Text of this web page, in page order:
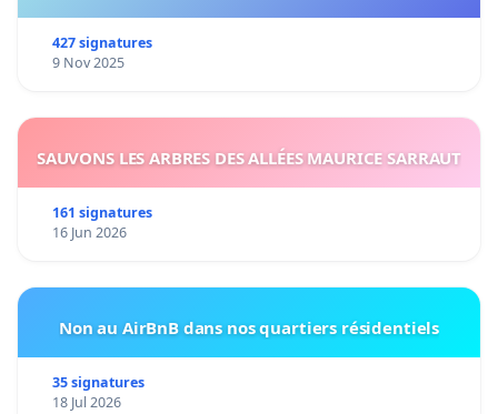
427 signatures
9 Nov 2025
SAUVONS LES ARBRES DES ALLÉES MAURICE SARRAUT
161 signatures
16 Jun 2026
Non au AirBnB dans nos quartiers résidentiels
35 signatures
18 Jul 2026